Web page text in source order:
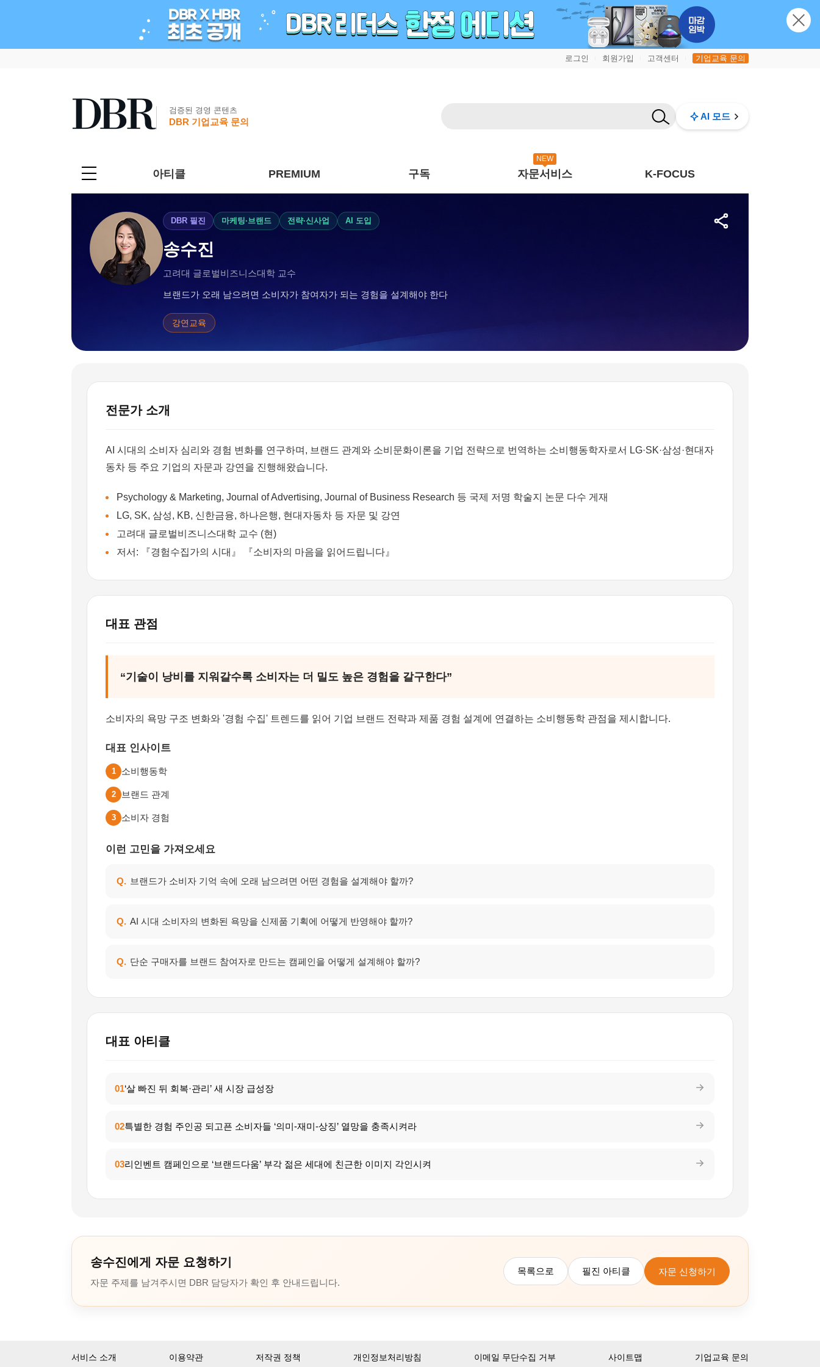
로그인 회원가입 고객센터 기업교육 문의
검증된 경영 콘텐츠
DBR 기업교육 문의
AI 모드
아티클 PREMIUM 구독
NEW
자문서비스 K-FOCUS
DBR 필진 마케팅·브랜드 전략·신사업 AI 도입
송수진
고려대 글로벌비즈니스대학 교수
브랜드가 오래 남으려면 소비자가 참여자가 되는 경험을 설계해야 한다
강연교육
전문가 소개
AI 시대의 소비자 심리와 경험 변화를 연구하며, 브랜드 관계와 소비문화이론을 기업 전략으로 번역하는 소비행동학자로서 LG·SK·삼성·현대자
동차 등 주요 기업의 자문과 강연을 진행해왔습니다.
Psychology & Marketing, Journal of Advertising, Journal of Business Research 등 국제 저명 학술지 논문 다수 게재
LG, SK, 삼성, KB, 신한금융, 하나은행, 현대자동차 등 자문 및 강연
고려대 글로벌비즈니스대학 교수 (현)
저서: 『경험수집가의 시대』 『소비자의 마음을 읽어드립니다』
대표 관점
“기술이 낭비를 지워갈수록 소비자는 더 밀도 높은 경험을 갈구한다”
소비자의 욕망 구조 변화와 '경험 수집' 트렌드를 읽어 기업 브랜드 전략과 제품 경험 설계에 연결하는 소비행동학 관점을 제시합니다.
대표 인사이트
1 소비행동학
2 브랜드 관계
3 소비자 경험
이런 고민을 가져오세요
Q. 브랜드가 소비자 기억 속에 오래 남으려면 어떤 경험을 설계해야 할까?
Q. AI 시대 소비자의 변화된 욕망을 신제품 기획에 어떻게 반영해야 할까?
Q. 단순 구매자를 브랜드 참여자로 만드는 캠페인을 어떻게 설계해야 할까?
대표 아티클
01‘살 빠진 뒤 회복·관리’ 새 시장 급성장
02특별한 경험 주인공 되고픈 소비자들 ‘의미-재미-상징’ 열망을 충족시켜라
03리인벤트 캠페인으로 ‘브랜드다움’ 부각 젊은 세대에 친근한 이미지 각인시켜
송수진에게 자문 요청하기
자문 주제를 남겨주시면 DBR 담당자가 확인 후 안내드립니다.
목록으로 필진 아티클 자문 신청하기
서비스 소개 이용약관 저작권 정책 개인정보처리방침 이메일 무단수집 거부 사이트맵 기업교육 문의